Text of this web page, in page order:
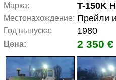
Марка: T-150K
Местонахождение: Прейли
Год выпуска: 1980
Цена: 2 350 €